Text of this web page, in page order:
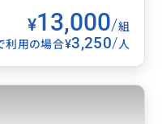
¥13,000/組
利用の場合¥3,250/人